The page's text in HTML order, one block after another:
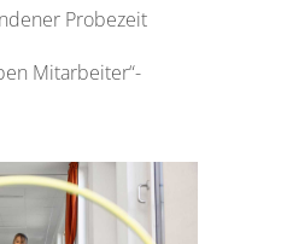
Probezeit
Mitarbeiter“-